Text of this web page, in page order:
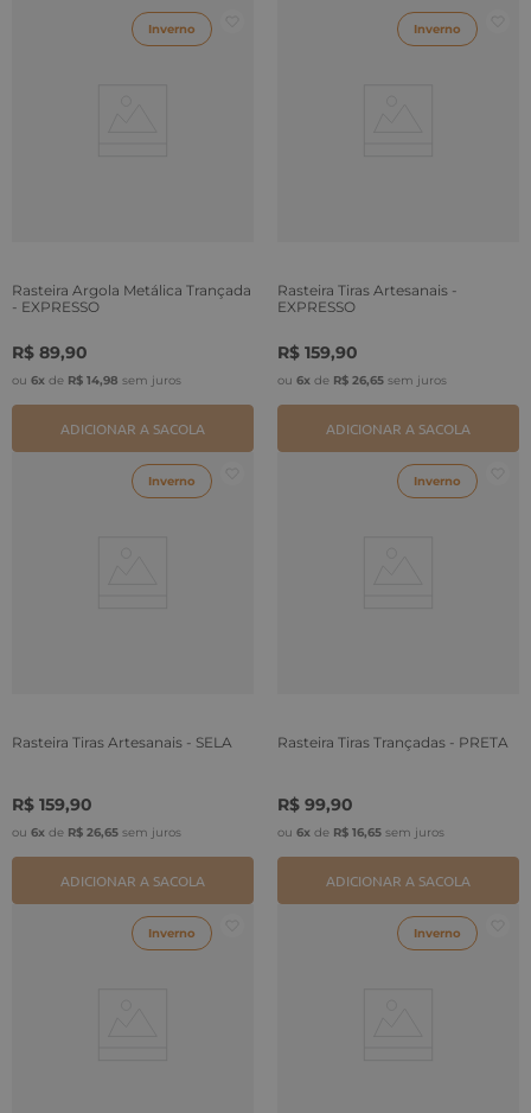
Inverno
Rasteira Argola Metálica Trançada
- EXPRESSO
R$ 89,90
ou 6x de R$ 14,98 sem juros
ADICIONAR A SACOLA
Inverno
Rasteira Tiras Artesanais -
EXPRESSO
R$ 159,90
ou 6x de R$ 26,65 sem juros
ADICIONAR A SACOLA
Inverno
Rasteira Tiras Artesanais - SELA
R$ 159,90
ou 6x de R$ 26,65 sem juros
ADICIONAR A SACOLA
Inverno
Rasteira Tiras Trançadas - PRETA
R$ 99,90
ou 6x de R$ 16,65 sem juros
ADICIONAR A SACOLA
Inverno Inverno